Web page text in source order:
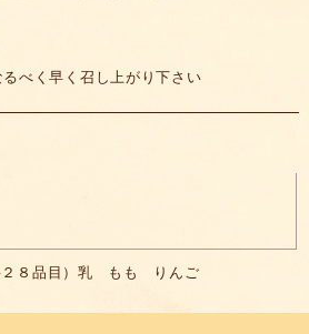
べく早く召し上がり下さい
２８品目）乳 もも りんご